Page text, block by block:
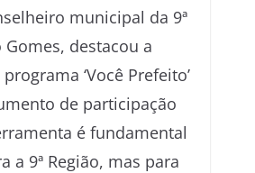
municipal da 9ª
Gomes, destacou a
‘Você Prefeito’
de participação
é fundamental
a 9ª Região, mas para